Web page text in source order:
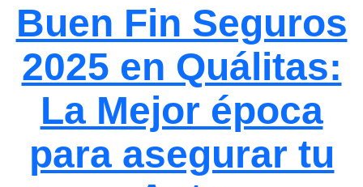
Buen Fin Seguros
2025 en Quálitas:
La Mejor época
para asegurar tu